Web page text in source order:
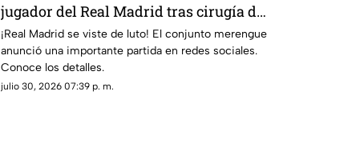
jugador del Real Madrid tras cirugía de
cabeza; ¿Quién era?
¡Real Madrid se viste de luto! El conjunto merengue
anunció una importante partida en redes sociales.
Conoce los detalles.
julio 30, 2026 07:39 p. m.